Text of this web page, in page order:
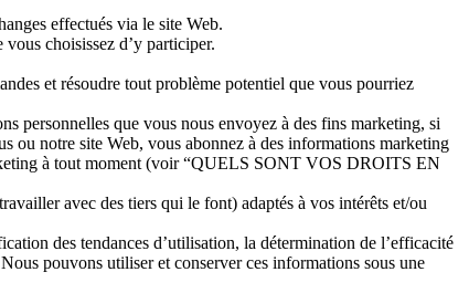
effectués via le site Web.
choisissez d’y participer.
et résoudre tout problème potentiel que vous pourriez
personnelles que vous nous envoyez à des fins marketing, si
ou notre site Web, vous abonnez à des informations marketing
à tout moment (voir “QUELS SONT VOS DROITS EN
avec des tiers qui le font) adaptés à vos intérêts et/ou
des tendances d’utilisation, la détermination de l’efficacité
pouvons utiliser et conserver ces informations sous une